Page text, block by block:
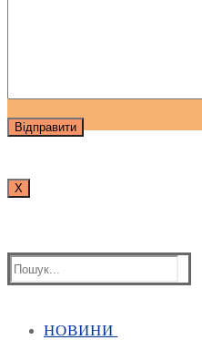
Х
Пошук:
НОВИНИ